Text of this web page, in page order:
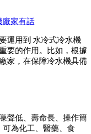
廠家有話
運用到 水冷式冷水機
要的作用。比如，根據
家，在保障冷水機具備
聲低、壽命長、操作簡
可為化工、醫藥、食